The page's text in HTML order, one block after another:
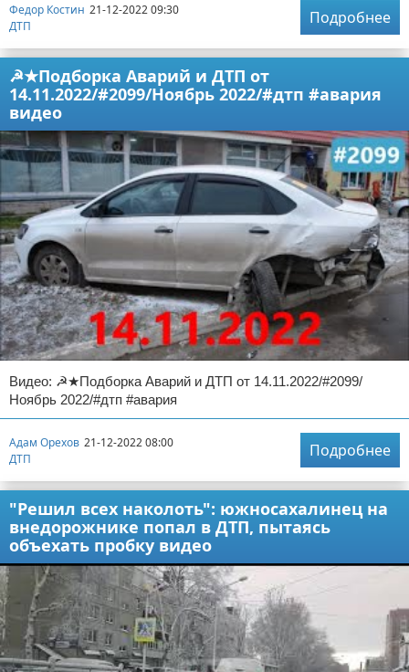
Федор Костин 21-12-2022 09:30
ДТП
Подробнее
☭★Подборка Аварий и ДТП от
14.11.2022/#2099/Ноябрь 2022/#дтп #авария
видео
Видео: ☭★Подборка Аварий и ДТП от 14.11.2022/#2099/
Ноябрь 2022/#дтп #авария
Адам Орехов 21-12-2022 08:00
ДТП
Подробнее
"Решил всех наколоть": южносахалинец на
внедорожнике попал в ДТП, пытаясь
объехать пробку видео